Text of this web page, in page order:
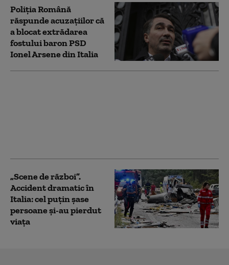
Poliția Română
răspunde acuzațiilor că
a blocat extrădarea
fostului baron PSD
Ionel Arsene din Italia
„Scene de război”.
Accident dramatic în
Italia: cel puțin șase
persoane și-au pierdut
viața